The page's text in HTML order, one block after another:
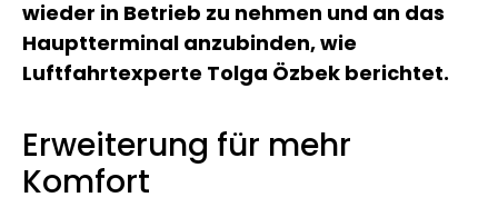
wieder in Betrieb zu nehmen und an das
Hauptterminal anzubinden, wie
Luftfahrtexperte Tolga Özbek berichtet.
Erweiterung für mehr
Komfort